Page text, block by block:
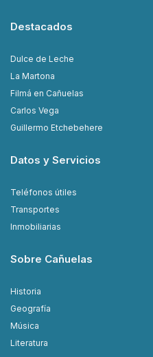
Destacados
Dulce de Leche
La Martona
Filmá en Cañuelas
Carlos Vega
Guillermo Etchebehere
Datos y Servicios
Teléfonos útiles
Transportes
Inmobiliarias
Sobre Cañuelas
Historia
Geografía
Música
Literatura